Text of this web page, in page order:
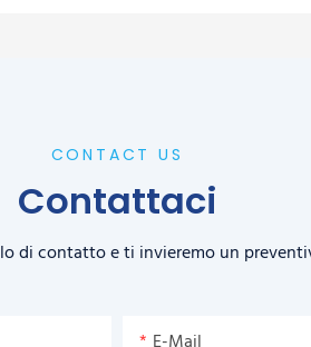
CONTACT US
Contattaci
di contatto e ti invieremo un